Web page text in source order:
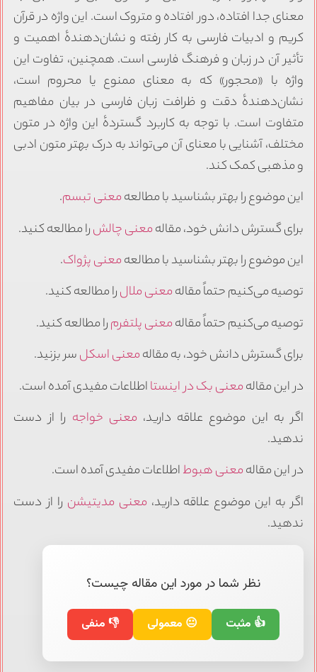
معنای جدا افتاده، دور افتاده و متروک است. این واژه در قرآن
کریم و ادبیات فارسی به کار رفته و نشان‌دهندهٔ اهمیت و
تأثیر آن در زبان و فرهنگ فارسی است. همچنین، تفاوت این
واژه با «محجور» که به معنای ممنوع یا محروم است،
نشان‌دهندهٔ دقت و ظرافت زبان فارسی در بیان مفاهیم
متفاوت است. با توجه به کاربرد گستردهٔ این واژه در متون
مختلف، آشنایی با معنای آن می‌تواند به درک بهتر متون ادبی
و مذهبی کمک کند.
این موضوع را بهتر بشناسید با مطالعهمعنی تبسم.
برای گسترش دانش خود، مقالهمعنی چالشرا مطالعه کنید.
این موضوع را بهتر بشناسید با مطالعهمعنی پژواک.
توصیه می‌کنیم حتماً مقالهمعنی ملالرا مطالعه کنید.
توصیه می‌کنیم حتماً مقالهمعنی پلتفرمرا مطالعه کنید.
برای گسترش دانش خود، به مقالهمعنی اسکلسر بزنید.
در این مقالهمعنی بک در اینستااطلاعات مفیدی آمده است.
اگر به این موضوع علاقه دارید، معنی خواجهرا از دست
ندهید.
در این مقالهمعنی هبوطاطلاعات مفیدی آمده است.
اگر به این موضوع علاقه دارید، معنی مدیتیشنرا از دست
ندهید.
نظر شما در مورد این مقاله چیست؟
👍 مثبت 😐 معمولی 👎 منفی